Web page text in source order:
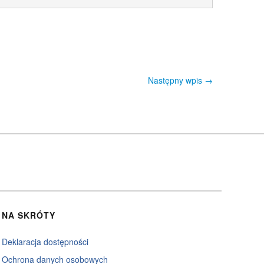
Następny wpis →
NA SKRÓTY
Deklaracja dostępności
Ochrona danych osobowych